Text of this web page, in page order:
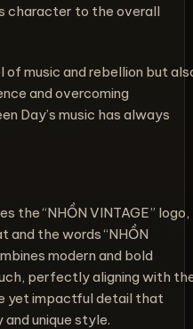
character to the overall
of music and rebellion but
and overcoming
Day’s music has always
the “NHỒN VINTAGE” logo,
and the words “NHỒN
modern and bold
perfectly aligning with
yet impactful detail that
unique style.